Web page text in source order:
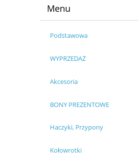
Menu
Podstawowa
WYPRZEDAŻ
Akcesoria
BONY PREZENTOWE
Haczyki, Przypony
Kołowrotki